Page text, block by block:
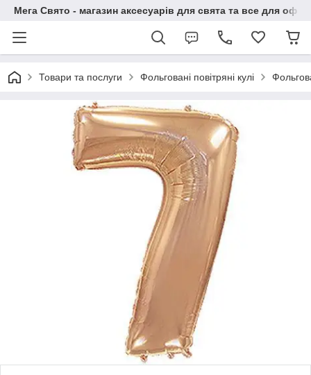
Мега Свято - магазин аксесуарів для свята та все для
Товари та послуги Фольговані повітряні кулі